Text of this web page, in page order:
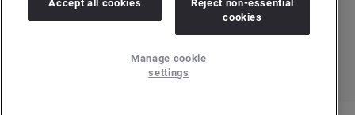
Copyright © 2026 Brandwatch. Todos los derechos reservados. Cision Group Ltd, 7th
Floor, 5 Churchill Place, Canary Wharf, London, E14 5HU
Accept all cookies
Reject non-essential
cookies
Manage cookie
settings